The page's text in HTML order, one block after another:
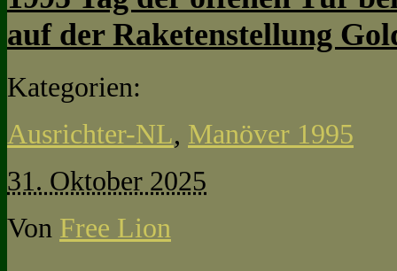
auf der Raketenstellung
Kategorien:
Ausrichter-NL, Manöver 1995
31. Oktober 2025
Von Free Lion